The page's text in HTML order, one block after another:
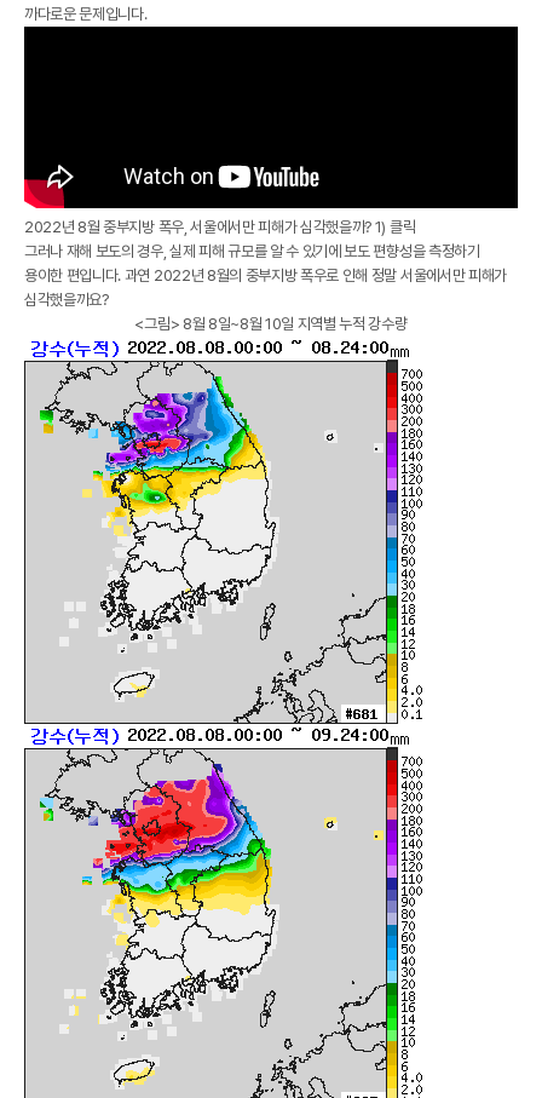
까다로운 문제입니다.
2022년 8월 중부지방 폭우, 서울에서만 피해가 심각했을까? 1) 클릭
그러나 재해 보도의 경우, 실제 피해 규모를 알 수 있기에 보도 편향성을 측정하기
용이한 편입니다. 과연 2022년 8월의 중부지방 폭우로 인해 정말 서울에서만 피해가
심각했을까요?
<그림> 8월 8일~8월 10일 지역별 누적 강수량